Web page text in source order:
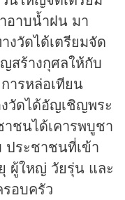
อาบน้ำฝน มา
วัดได้เตรียมจัด
สร้างกุศลให้กับ
ารหล่อเทียน
วัดได้อัญเชิญพระ
ชนได้เคารพบูชา
ประชาชนที่เข้า
ผู้ใหญ่ วัยรุ่น และ
อบครัว